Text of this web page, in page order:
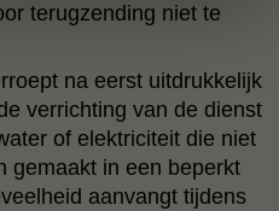
terugzending niet te
na eerst uitdrukkelijk
verrichting van de dienst
of elektriciteit die niet
gemaakt in een beperkt
aanvangt tijdens